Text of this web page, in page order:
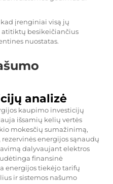
įrenginiai visą jų
besikeičiančius
nuostatas.
analizė
kaupimo investicijų
išsamių kelių vertės
mokesčių sumažinimą,
energijos sąnaudų
dalyvaujant elektros
finansinė
energijos tiekėjo tarifų
ir sistemos našumo